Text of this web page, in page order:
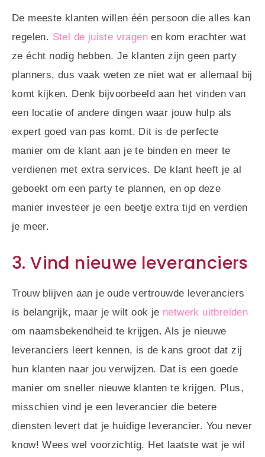
De meeste klanten willen één persoon die alles kan
regelen. Stel de juiste vragen en kom erachter wat
ze écht nodig hebben. Je klanten zijn geen party
planners, dus vaak weten ze niet wat er allemaal bij
komt kijken. Denk bijvoorbeeld aan het vinden van
een locatie of andere dingen waar jouw hulp als
expert goed van pas komt. Dit is de perfecte
manier om de klant aan je te binden en meer te
verdienen met extra services. De klant heeft je al
geboekt om een party te plannen, en op deze
manier investeer je een beetje extra tijd en verdien
je meer.
3. Vind nieuwe leveranciers
Trouw blijven aan je oude vertrouwde leveranciers
is belangrijk, maar je wilt ook je netwerk uitbreiden
om naamsbekendheid te krijgen. Als je nieuwe
leveranciers leert kennen, is de kans groot dat zij
hun klanten naar jou verwijzen. Dat is een goede
manier om sneller nieuwe klanten te krijgen. Plus,
misschien vind je een leverancier die betere
diensten levert dat je huidige leverancier. You never
know! Wees wel voorzichtig. Het laatste wat je wil